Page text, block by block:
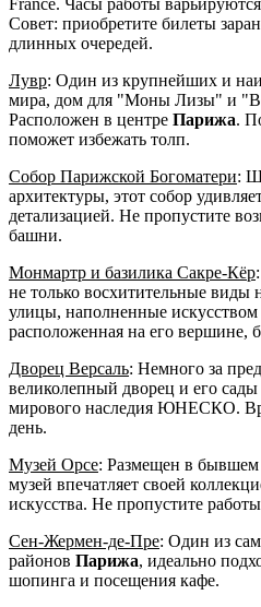
France. Часы работы
Совет: приобретите билеты
длинных очередей.
Лувр: Один из крупнейших и
мира, дом для "Моны Лизы" и
Расположен в центре Парижа.
поможет избежать толп.
Собор Парижской Богоматери:
архитектуры, этот собор
детализацией. Не пропустите
башни.
Монмартр и базилика Сакре-Кёр
не только восхитительные виды
улицы, наполненные
расположенная на его вершине,
Дворец Версаль: Немного за
великолепный дворец и его
мирового наследия ЮНЕСКО.
день.
Музей Орсе: Размещен в бывшем
музей впечатляет своей
искусства. Не пропустите
Сен-Жермен-де-Пре: Один из
районов Парижа, идеально
шопинга и посещения кафе.